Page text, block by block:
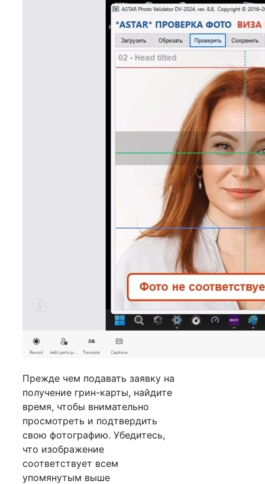
Прежде чем подавать заявку на
получение грин-карты, найдите
время, чтобы внимательно
просмотреть и подтвердить
свою фотографию. Убедитесь,
что изображение
соответствует всем
упомянутым выше